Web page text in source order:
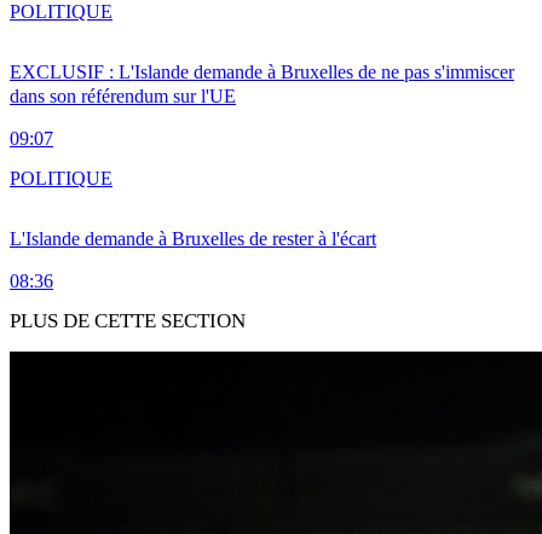
EXCLUSIF : L'Islande demande à Bruxelles de ne pas s'immiscer
dans son référendum sur l'UE
09:07
POLITIQUE
L'Islande demande à Bruxelles de rester à l'écart
08:36
POLITIQUE
PLUS DE CETTE SECTION